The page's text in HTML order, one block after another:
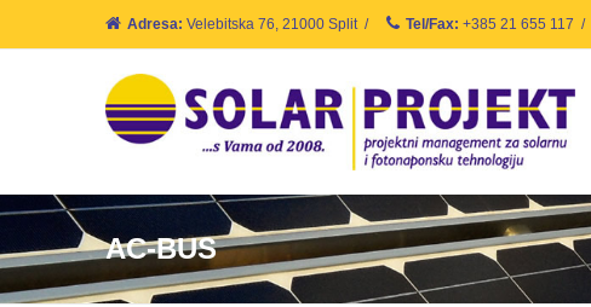
Adresa: Velebitska 76, 21000 Split / Tel/Fax: +385 21 655 117 /
AC-BUS